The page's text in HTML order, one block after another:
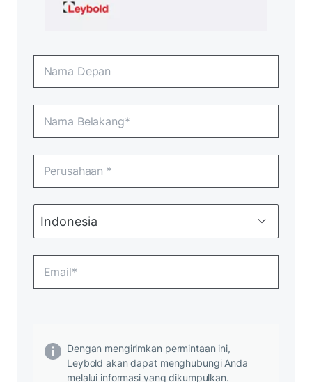
Dengan mengirimkan permintaan ini,
Leybold akan dapat menghubungi Anda
melalui informasi yang dikumpulkan.